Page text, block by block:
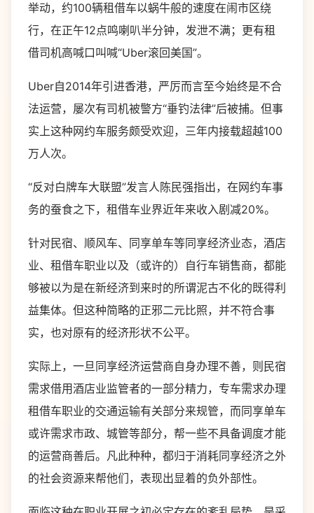
举动，约100辆租借车以蜗牛般的速度在闹市区绕
行，在正午12点鸣喇叭半分钟，发泄不满；更有租
借司机高喊口叫喊“Uber滚回美国”。
Uber自2014年引进香港，严厉而言至今始终是不合
法运营，屡次有司机被警方“垂钓法律”后被捕。但事
实上这种网约车服务颇受欢迎，三年内接载超越100
万人次。
“反对白牌车大联盟”发言人陈民强指出，在网约车事
务的蚕食之下，租借车业界近年来收入剧减20%。
针对民宿、顺风车、同享单车等同享经济业态，酒店
业、租借车职业以及（或许的）自行车销售商，都能
够被以为是在新经济到来时的所谓泥古不化的既得利
益集体。但这种简略的正邪二元比照，并不符合事
实，也对原有的经济形状不公平。
实际上，一旦同享经济运营商自身办理不善，则民宿
需求借用酒店业监管者的一部分精力，专车需求办理
租借车职业的交通运输有关部分来规管，而同享单车
或许需求市政、城管等部分，帮一些不具备调度才能
的运营商善后。凡此种种，都归于消耗同享经济之外
的社会资源来帮他们，表现出显着的负外部性。